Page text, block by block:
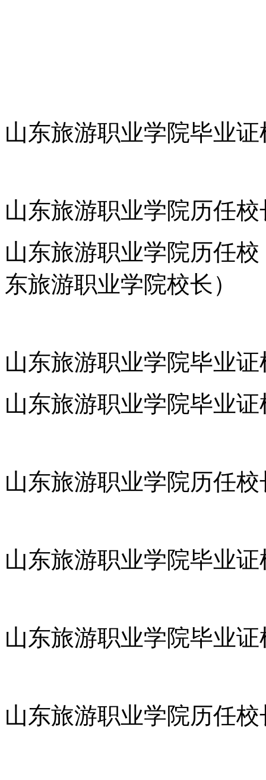
山东旅游职业学院毕业证
山东旅游职业学院历任
山东旅游职业学院历任
东旅游职业学院校长）
山东旅游职业学院毕业证
山东旅游职业学院毕业证
山东旅游职业学院历任校
山东旅游职业学院毕业证
山东旅游职业学院毕业证
山东旅游职业学院历任校